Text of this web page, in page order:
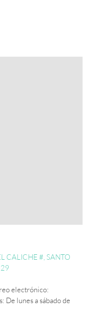
CALICHE #, SANTO
electrónico:
De lunes a sábado de